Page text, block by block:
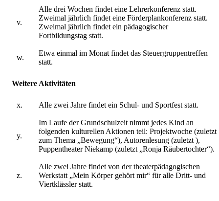
v.
Alle drei Wochen findet eine Lehrerkonferenz statt.
Zweimal jährlich findet eine Förderplankonferenz statt.
Zweimal jährlich findet ein pädagogischer
Fortbildungstag statt.
w.
Etwa einmal im Monat findet das Steuergruppentreffen
statt.
Weitere Aktivitäten
x. Alle zwei Jahre findet ein Schul- und Sportfest statt.
y.
Im Laufe der Grundschulzeit nimmt jedes Kind an
folgenden kulturellen Aktionen teil: Projektwoche (zuletzt
zum Thema „Bewegung“), Autorenlesung (zuletzt ),
Puppentheater Niekamp (zuletzt „Ronja Räubertochter“).
z.
Alle zwei Jahre findet von der theaterpädagogischen
Werkstatt „Mein Körper gehört mir“ für alle Dritt- und
Viertklässler statt.